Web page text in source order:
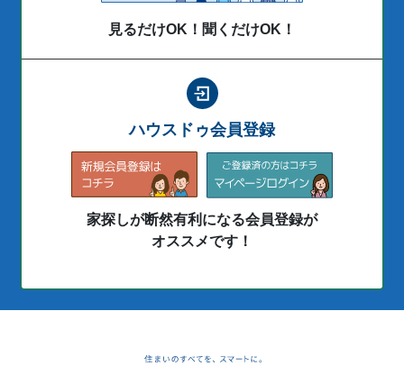
見るだけOK！聞くだけOK！
ハウスドゥ会員登録
家探しが断然有利になる会員登録が
オススメです！